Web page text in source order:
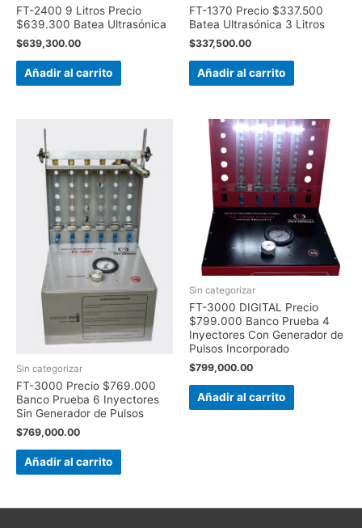
FT-2400 9 Litros Precio
$639.300 Batea Ultrasónica
$639,300.00
Añadir al carrito
FT-1370 Precio $337.500
Batea Ultrasónica 3 Litros
$337,500.00
Añadir al carrito
Sin categorizar
FT-3000 Precio $769.000
Banco Prueba 6 Inyectores
Sin Generador de Pulsos
$769,000.00
Añadir al carrito
Sin categorizar
FT-3000 DIGITAL Precio
$799.000 Banco Prueba 4
Inyectores Con Generador de
Pulsos Incorporado
$799,000.00
Añadir al carrito